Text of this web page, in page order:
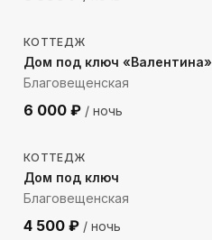
КОТТЕДЖ
Дом под ключ «Валентина»
Благовещенская
6 000 ₽ / ночь
1547м до моря
КОТТЕДЖ
Дом под ключ
Благовещенская
4 500 ₽ / ночь
2418 м до моря